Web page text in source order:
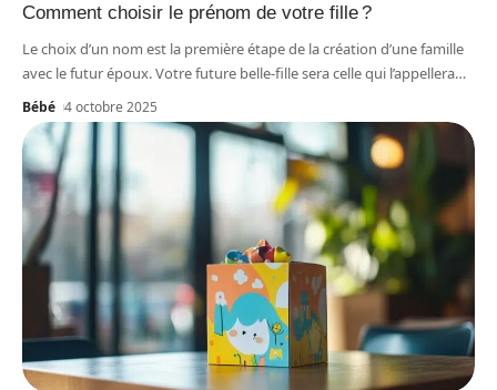
Comment choisir le prénom de votre fille ?
Le choix d’un nom est la première étape de la création d’une famille
avec le futur époux. Votre future belle-fille sera celle qui l’appellera…
Bébé 4 octobre 2025